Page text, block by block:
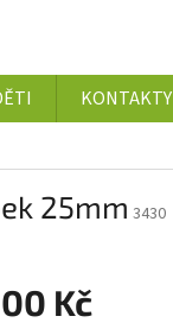
KONTAKTY
25mm 3430
Kč